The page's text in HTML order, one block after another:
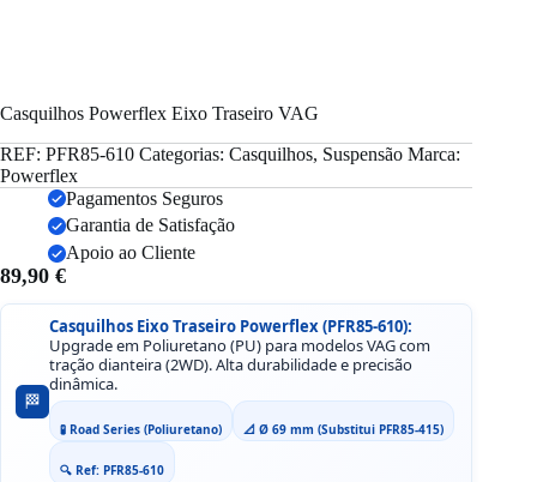
Casquilhos Powerflex Eixo Traseiro VAG
REF: PFR85-610 Categorias: Casquilhos, Suspensão Marca:
Powerflex
Pagamentos Seguros
Garantia de Satisfação
Apoio ao Cliente
89,90 €
🏁
Casquilhos Eixo Traseiro Powerflex (PFR85-610):
Upgrade em Poliuretano (PU) para modelos VAG com
tração dianteira (2WD). Alta durabilidade e precisão
dinâmica.
🧪 Road Series (Poliuretano) 📐 Ø 69 mm (Substitui PFR85-415)
🔍 Ref: PFR85-610